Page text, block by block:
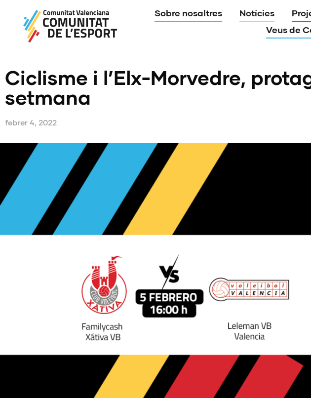
Sobre nosaltres Notícies
Veus de
Ciclisme i l’Elx-Morvedre,
setmana
febrer 4, 2022